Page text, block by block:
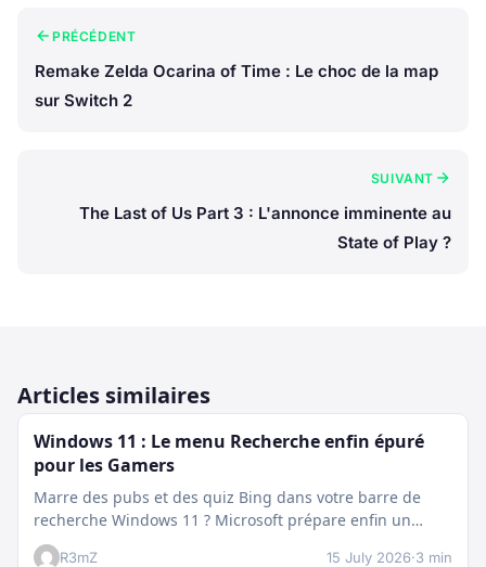
PRÉCÉDENT
Remake Zelda Ocarina of Time : Le choc de la map
sur Switch 2
SUIVANT
The Last of Us Part 3 : L'annonce imminente au
State of Play ?
Articles similaires
Windows 11 : Le menu Recherche enfin épuré
pour les Gamers
Marre des pubs et des quiz Bing dans votre barre de
recherche Windows 11 ? Microsoft prépare enfin un
nettoyage…
R3mZ 15 July 2026·3 min